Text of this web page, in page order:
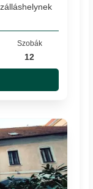
Szobák
12